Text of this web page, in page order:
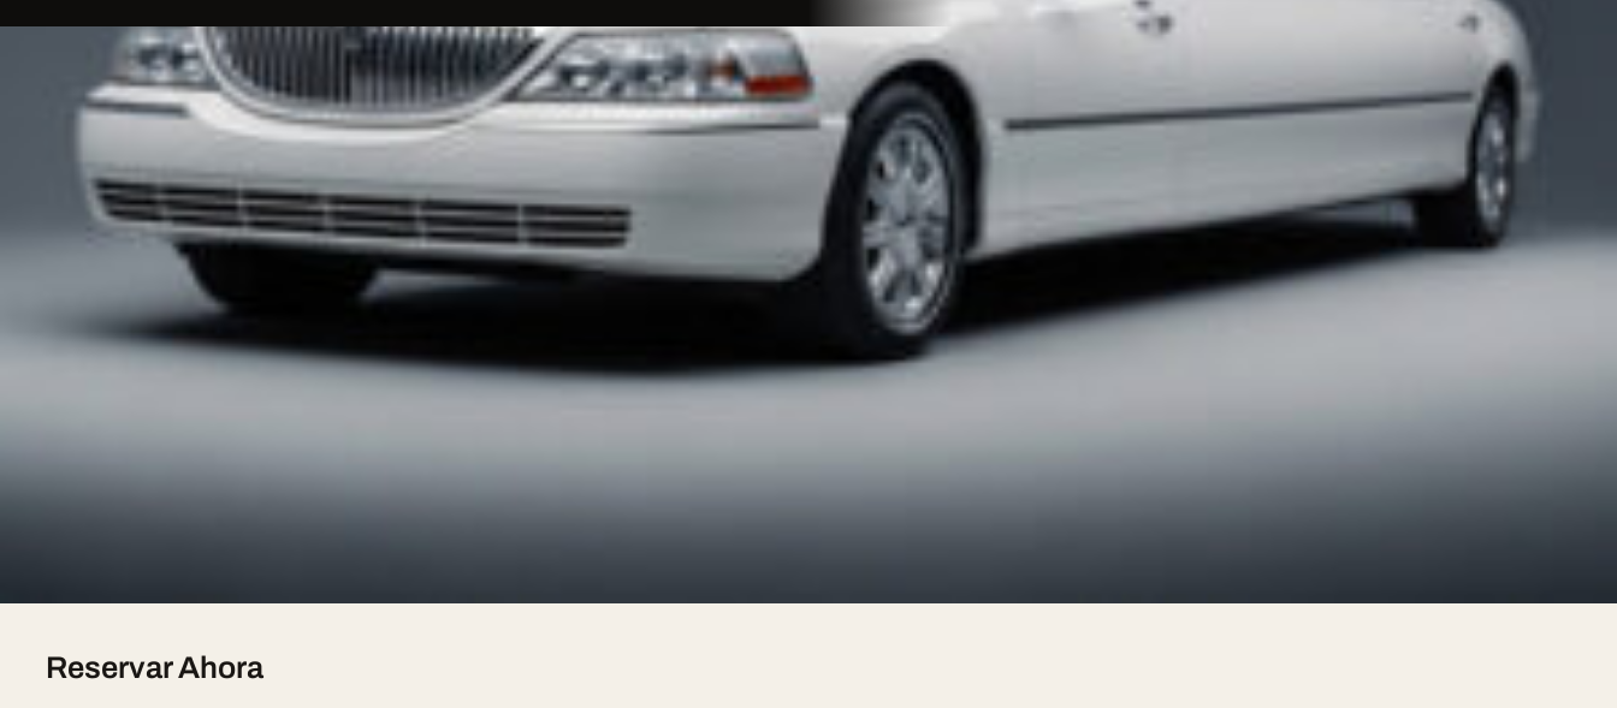
Traslado Aeropuerto en Versailles | My Limousine Paris
Reserve su Traslado Aeropuerto en Versailles con My Limousine Paris. Flota premium,
chófer hispanohablante, presupuesto gratuito en menos de 2 horas.
Nuestra Flota
Hummer H2 Limousine — 8 seats, sur devis
Chrysler 300C Stretch — 8 seats, sur devis
Reservar Ahora